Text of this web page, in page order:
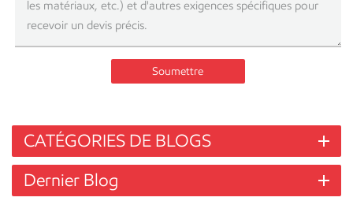
Soumettre
CATÉGORIES DE BLOGS
Dernier Blog